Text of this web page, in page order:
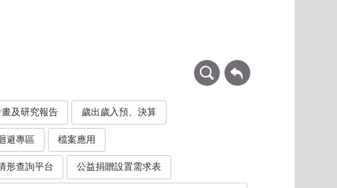
條件查詢 回上一頁
及研究報告 歲出歲入預、決算
避專區 檔案應用
形查詢平台 公益捐贈設置需求表